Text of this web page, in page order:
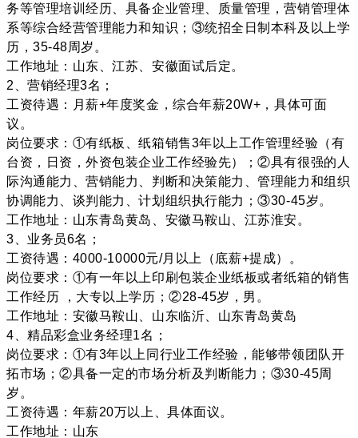
务等管理培训经历、具备企业管理、质量管理，营销管理体
系等综合经营管理能力和知识；③统招全日制本科及以上学
历，35-48周岁。
工作地址：山东、江苏、安徽面试后定。
2、营销经理3名；
工资待遇：月薪+年度奖金，综合年薪20W+，具体可面
议。
岗位要求：①有纸板、纸箱销售3年以上工作管理经验（有
台资，日资，外资包装企业工作经验先）；②具有很强的人
际沟通能力、营销能力、判断和决策能力、管理能力和组织
协调能力、谈判能力、计划组织执行能力；③30-45岁。
工作地址：山东青岛黄岛、安徽马鞍山、江苏淮安。
3、业务员6名；
工资待遇：4000-10000元/月以上（底薪+提成）。
岗位要求：①有一年以上印刷包装企业纸板或者纸箱的销售
工作经历 ，大专以上学历；②28-45岁，男。
工作地址：安徽马鞍山、山东临沂、山东青岛黄岛
4、精品彩盒业务经理1名；
岗位要求：①有3年以上同行业工作经验，能够带领团队开
拓市场；②具备一定的市场分析及判断能力；③30-45周
岁。
工资待遇：年薪20万以上、具体面议。
工作地址：山东